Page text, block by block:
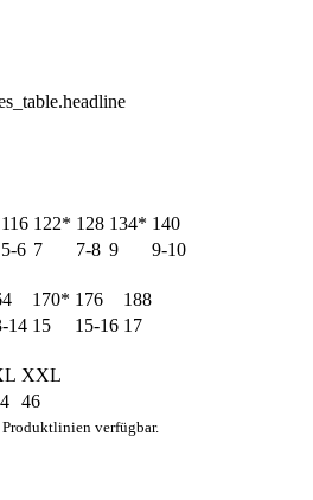
116 122* 128 134* 140
5-6 7 7-8 9
9-10
170* 176
188
14 15 15-16 17
XXL
46
verfügbar.